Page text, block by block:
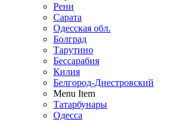
Рени
Сарата
Одесская обл.
Болград
Тарутино
Бессарабия
Килия
Белгород-Днестровский
Menu Item
Татарбунары
Одесса